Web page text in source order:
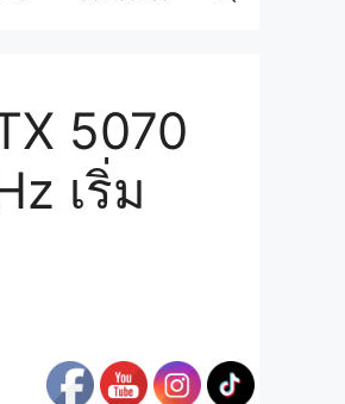
5070
เริ่ม